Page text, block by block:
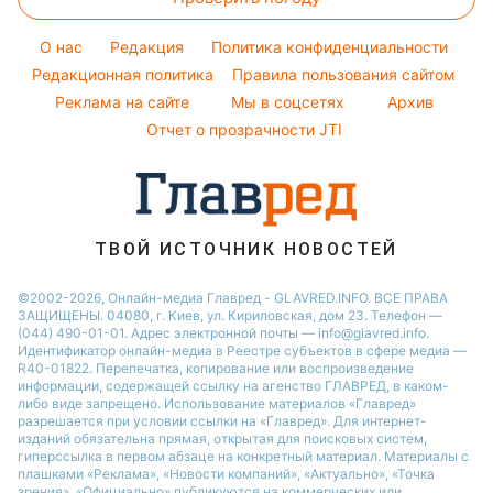
Новости Харькова
Филипп Киркоров
Елена Зеленская
Ани Лорак
Кейт Миддлтон
Советы от Андре Тана
Уборка
Авто
Тарифы
Курс валют
O нас Редакция
Политика конфиденциальности
Редакционная политика
Правила пользования сайтом
Реклама на сайте
Мы в соцсетях
Архив
Отчет о прозрачности JTI
ТВОЙ ИСТОЧНИК НОВОСТЕЙ
©2002-2026, Онлайн-медиа Главред - GLAVRED.INFO. ВСЕ ПРАВА
ЗАЩИЩЕНЫ. 04080, г. Киев, ул. Кириловская, дом 23. Телефон —
(044) 490-01-01. Адрес электронной почты — info@glavred.info.
Идентификатор онлайн-медиа в Реестре cубъектов в сфере медиа —
R40-01822. Перепечатка, копирование или воспроизведение
информации, содержащей ссылку на агенство ГЛАВРЕД, в каком-
либо виде запрещено. Использование материалов «Главред»
разрешается при условии ссылки на «Главред». Для интернет-
изданий обязательна прямая, открытая для поисковых систем,
гиперссылка в первом абзаце на конкретный материал. Материалы с
плашками «Реклама», «Новости компаний», «Актуально», «Точка